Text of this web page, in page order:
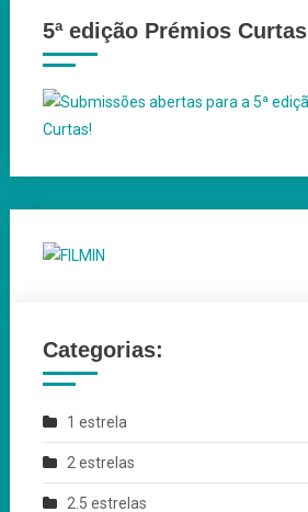
5ª edição Prémios Curtas
Categorias:
1 estrela
2 estrelas
2.5 estrelas